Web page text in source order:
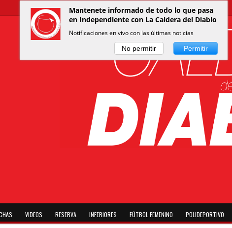
VIDEOS RESERVA INFERIORES FÚTBOL FEMENINO POLIDEPORTIVO
Mantenete informado de todo lo que pasa
en Independiente con La Caldera del Diablo
Notificaciones en vivo con las últimas noticias
No permitir Permitir